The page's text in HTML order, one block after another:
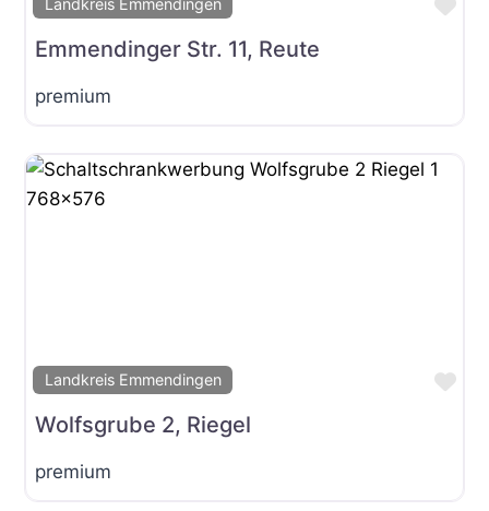
Landkreis Emmendingen
Emmendinger Str. 11, Reute
premium
Landkreis Emmendingen
Wolfsgrube 2, Riegel
premium